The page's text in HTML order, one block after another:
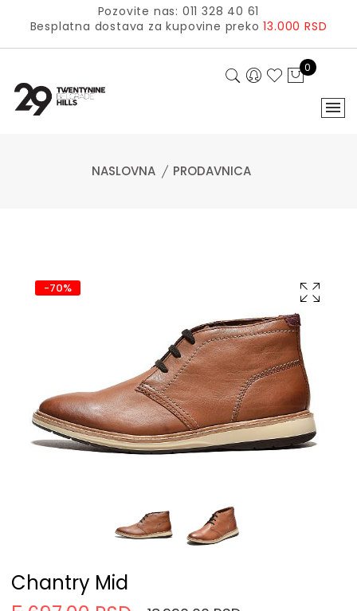
Pozovite nas: 011 328 40 61
Besplatna dostava za kupovine preko13.000 RSD
0
NASLOVNA PRODAVNICA
-70%
Chantry Mid